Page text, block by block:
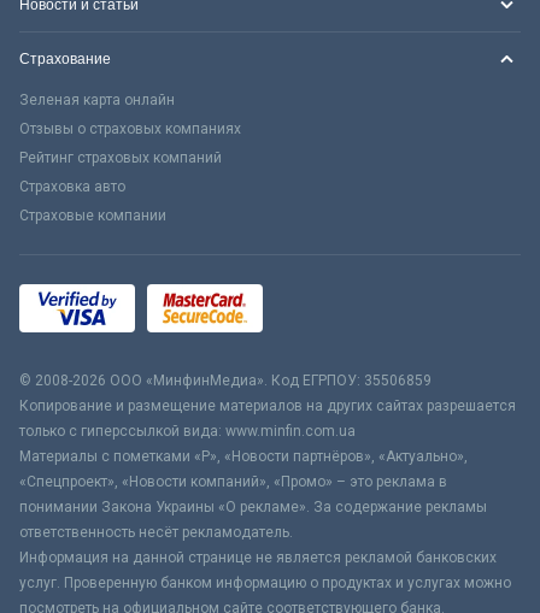
Новости и статьи
Страхование
Зеленая карта онлайн
Отзывы о страховых компаниях
Рейтинг страховых компаний
Страховка авто
Страховые компании
© 2008-2026 ООО «МинфинМедиа». Код ЕГРПОУ: 35506859
Копирование и размещение материалов на других сайтах разрешается
только с гиперссылкой вида: www.minfin.com.ua
Материалы с пометками «Р», «Новости партнёров», «Актуально»,
«Спецпроект», «Новости компаний», «Промо» – это реклама в
понимании Закона Украины «О рекламе». За содержание рекламы
ответственность несёт рекламодатель.
Информация на данной странице не является рекламой банковских
услуг. Проверенную банком информацию о продуктах и услугах можно
посмотреть на официальном сайте соответствующего банка.